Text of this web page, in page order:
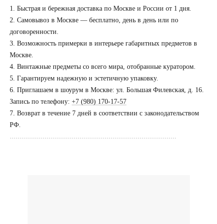
1. Быстрая и бережная доставка по Москве и России от 1 дня.
2. Самовывоз в Москве — бесплатно, день в день или по
договоренности.
3. Возможность примерки в интерьере габаритных предметов в
Москве.
4. Винтажные предметы со всего мира, отобранные куратором.
5. Гарантируем надежную и эстетичную упаковку.
6. Приглашаем в шоурум в Москве: ул. Большая Филевская, д. 16.
Запись по телефону: +7 (980) 170-17-57
7. Возврат в течение 7 дней в соответствии с законодательством
РФ.
......................................................................................
Вы можете
Евгении
архитектору и
Посещение только
договоренности